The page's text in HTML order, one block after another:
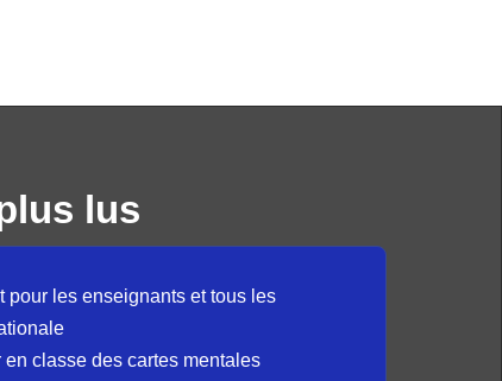
lus
pour les enseignants et tous les
classe des cartes mentales